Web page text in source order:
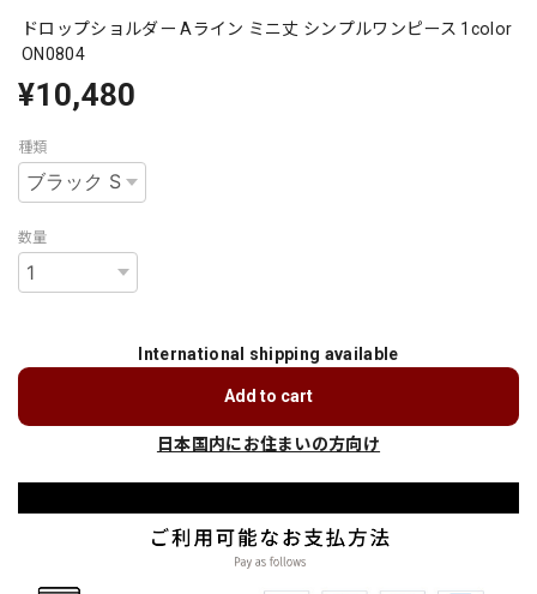
ドロップショルダー Aライン ミニ丈 シンプルワンピース 1color
ON0804
¥10,480
種類
数量
International shipping available
Add to cart
日本国内にお住まいの方向け